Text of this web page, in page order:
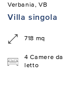
Verbania, VB
Villa singola
718 mq
4 Camere da
letto